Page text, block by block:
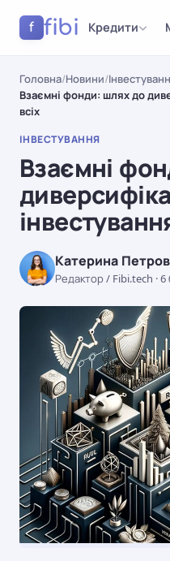
f fibi Кредити
Головна/Новини/
Взаємні фонди: шлях до
всіх
ІНВЕСТУВАННЯ
Взаємні
Катерина
Редактор / Fibi.tech ·6
ІНВЕСТУВАННЯ